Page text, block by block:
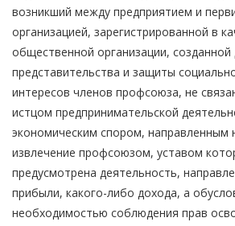
возникший между предприятием и
организацией, зарегистрированной в
общественной организации, созданной
представительства и защиты
интересов членов профсоюза, не
истцом предпринимательской
экономическим спором, направленным
извлечение профсоюзом, уставом
предусмотрена деятельность,
прибыли, какого-либо дохода, а
необходимостью соблюдения прав